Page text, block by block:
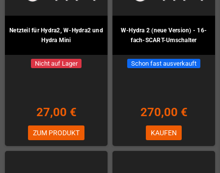
Netzteil für Hydra2, W-Hydra2 und
Hydra Mini
Nicht auf Lager
27,00 €
ZUM PRODUKT
W-Hydra 2 (neue Version) - 16-
fach-SCART-Umschalter
Schon fast ausverkauft
270,00 €
KAUFEN